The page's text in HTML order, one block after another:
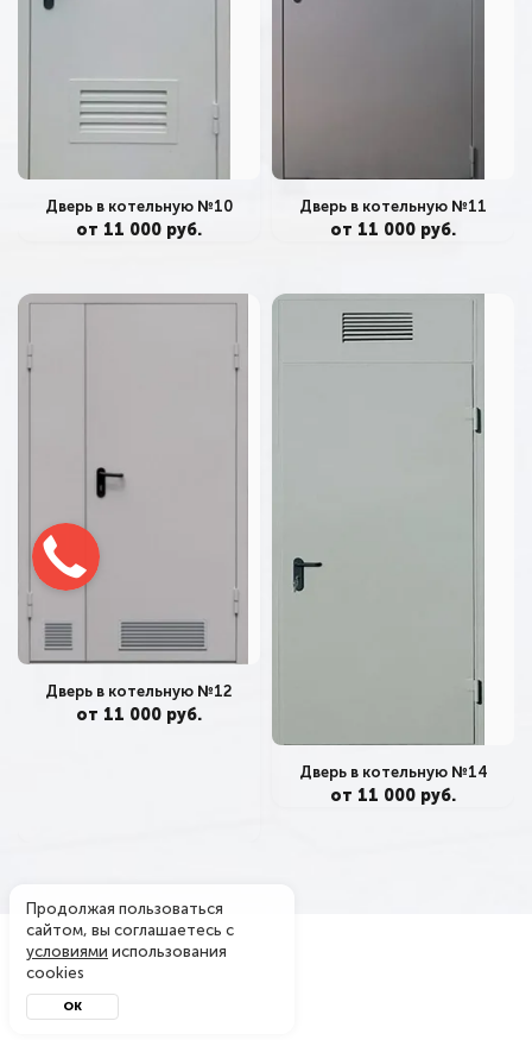
Дверь в котельную №10
от 11 000 руб.
Дверь в котельную №11
от 11 000 руб.
Дверь в котельную №12
от 11 000 руб.
Дверь в котельную №14
от 11 000 руб.
Продолжая пользоваться
сайтом, вы соглашаетесь с
условиями использования
cookies
ОК